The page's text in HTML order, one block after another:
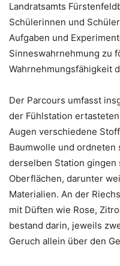
Landratsamts
Schülerinnen und
Aufgaben und
Sinneswahrnehmung zu
Wahrnehmungsfähigkeit
Der Parcours umfasst
der Fühlstation
Augen verschiedene
Baumwolle und ordneten
derselben Station
Oberflächen, darunter
Materialien. An der
mit Düften wie Rose,
bestand darin, jeweils
Geruch allein über den